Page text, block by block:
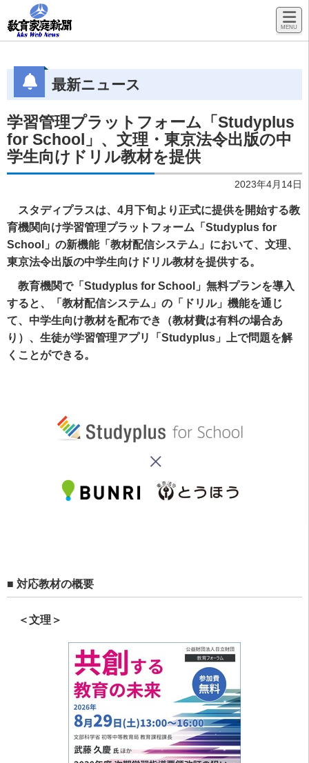
最新ニュース
学習管理プラットフォーム「Studyplus
for School」、文理・東京法令出版の中
学生向けドリル教材を提供
2023年4月14日
スタディプラスは、4月下旬より正式に提供を開始する教
育機関向け学習管理プラットフォーム「Studyplus for
School」の新機能「教材配信システム」において、文理、
東京法令出版の中学生向けドリル教材を提供する。
教育機関で「Studyplus for School」無料プランを導入
すると、「教材配信システム」の「ドリル」機能を通じ
て、中学生向け教材を配布でき（教材費は有料の場合あ
り）、生徒が学習管理アプリ「Studyplus」上で問題を解
くことができる。
■ 対応教材の概要
＜文理＞